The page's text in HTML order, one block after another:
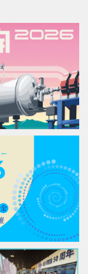
知らせ